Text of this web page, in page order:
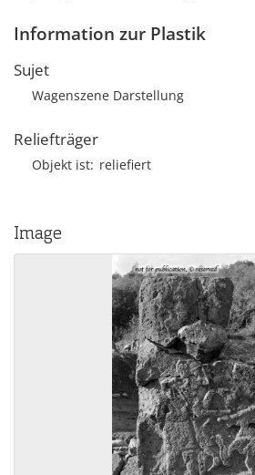
Information zur Plastik
Sujet
Wagenszene Darstellung
Reliefträger
Objekt ist reliefiert
Image